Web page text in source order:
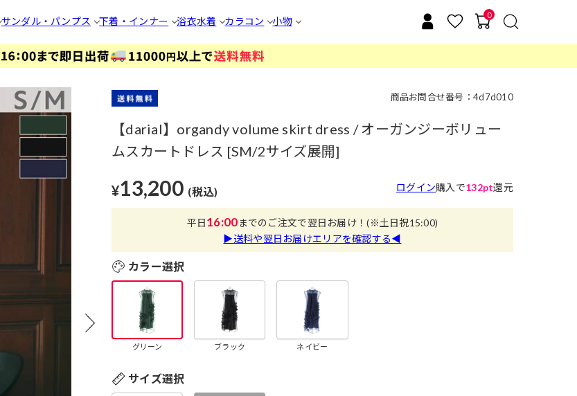
サンダル・パンプス 下着・インナー 浴衣水着 カラコン 小物
0
商品お問合せ番号：4d7d010
【darial】organdy volume skirt dress / オーガンジーボリュー
ムスカートドレス [SM/2サイズ展開]
¥13,200 (税込) ログイン購入で132pt還元
平日16:00までのご注文で翌日お届け！(※土日祝15:00)
▶送料や翌日お届けエリアを確認する◀
カラー選択
グリーン ブラック ネイビー
サイズ選択